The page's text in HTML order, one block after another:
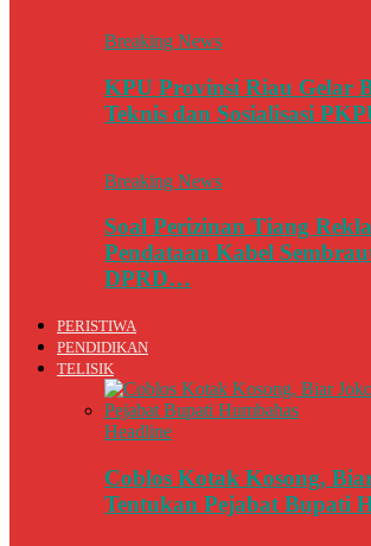
Breaking News
KPU Provinsi Riau Gelar
Teknis dan Sosialisasi
Breaking News
Soal Perizinan Tiang
Pendataan Kabel
DPRD…
PERISTIWA
PENDIDIKAN
TELISIK
Headline
Coblos Kotak Kosong,
Tentukan Pejabat Bupati